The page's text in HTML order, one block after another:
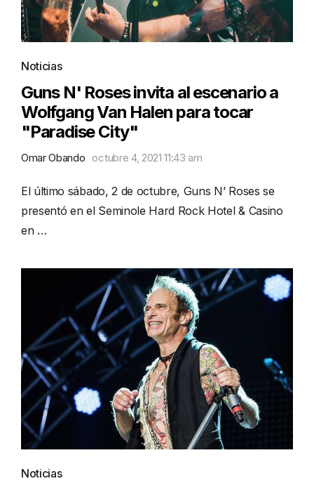
Noticias
Guns N' Roses invita al escenario a
Wolfgang Van Halen para tocar
"Paradise City"
Omar Obando octubre 4, 2021 11:43 am
El último sábado, 2 de octubre, Guns N’ Roses se
presentó en el Seminole Hard Rock Hotel & Casino
en …
Noticias